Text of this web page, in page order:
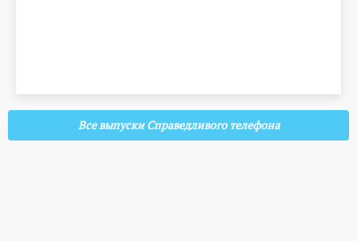
Все выпуски Справедливого телефона